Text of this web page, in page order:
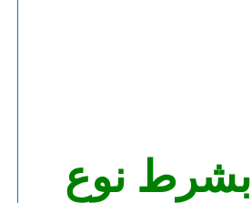
بشرط نوع